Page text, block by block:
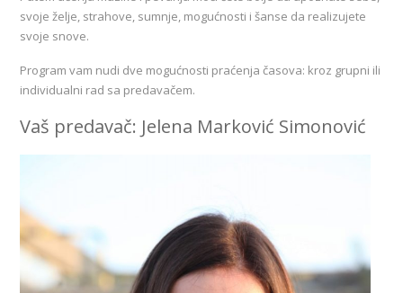
svoje želje, strahove, sumnje, mogućnosti i šanse da realizujete
svoje snove.
Program vam nudi dve mogućnosti praćenja časova: kroz grupni ili
individualni rad sa predavačem.
Vaš predavač: Jelena Marković Simonović